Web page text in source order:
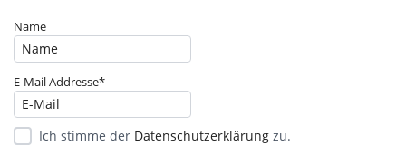
Name
E-Mail Addresse*
Ich stimme der Datenschutzerklärung zu.